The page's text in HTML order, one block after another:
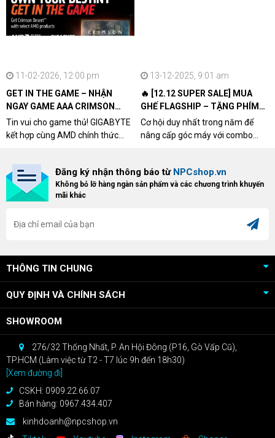
11-02-2026, 12:00 pm
GET IN THE GAME – NHẬN
NGAY GAME AAA CRIMSON
DESERT CÙNG GIGABYTE &
AMD
Tin vui cho game thủ! GIGABYTE
kết hợp cùng AMD chính thức
khách hàng sở hữu VGA Radeon
RX 9070 / RX 9070 XT.
13-12-2025, 9:01 am
🔥 [12.12 SUPER SALE] MUA
GHẾ FLAGSHIP – TẶNG PHÍM
CƠ XỊN
Cơ hội duy nhất trong năm để
nâng cấp góc máy với combo
dòng ghế Gaming cao cấp nhất,
bạn sẽ nhận ngay quà tặng trị giá
Đăng ký nhận thông báo từ NPCshop.vn
Không bỏ lỡ hàng ngàn sản phẩm và các chương trình khuyến
mãi khác
THÔNG TIN CHUNG
QUY ĐỊNH VÀ CHÍNH SÁCH
SHOWROOM
276/32 Thống Nhất, P. An Hội Đông (P16, Gò Vấp Cũ),
TP.HCM (Làm việc từ T2 - T7 lúc 9h đến 18h30)
[Xem đường đi]
CSKH: 0909.22.66.07
Bán hàng: 0967.434.407
kinhdoanh@npcshop.vn